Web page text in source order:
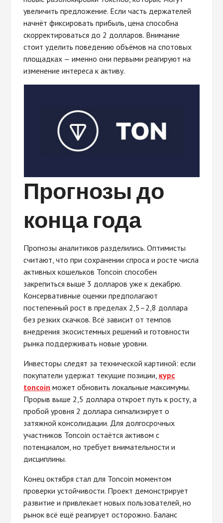
увеличить предложение. Если часть держателей
начнёт фиксировать прибыль, цена способна
скорректироваться до 2 долларов. Внимание
стоит уделить поведению объёмов на спотовых
площадках — именно они первыми реагируют на
изменение интереса к активу.
Прогнозы до
конца года
Прогнозы аналитиков разделились. Оптимисты
считают, что при сохранении спроса и росте числа
активных кошельков Toncoin способен
закрепиться выше 3 долларов уже к декабрю.
Консервативные оценки предполагают
постепенный рост в пределах 2,5–2,8 доллара
без резких скачков. Всё зависит от темпов
внедрения экосистемных решений и готовности
рынка поддерживать новые уровни.
Инвесторы следят за технической картиной: если
покупатели удержат текущие позиции, курс
toncoin может обновить локальные максимумы.
Прорыв выше 2,5 доллара откроет путь к росту, а
пробой уровня 2 доллара сигнализирует о
затяжной консолидации. Для долгосрочных
участников Toncoin остаётся активом с
потенциалом, но требует внимательности и
дисциплины.
Конец октября стал для Toncoin моментом
проверки устойчивости. Проект демонстрирует
развитие и привлекает новых пользователей, но
рынок всё ещё реагирует осторожно. Баланс